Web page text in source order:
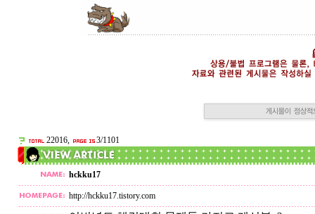
22016, 3/1101
hckku17
http://hckku17.tistory.com